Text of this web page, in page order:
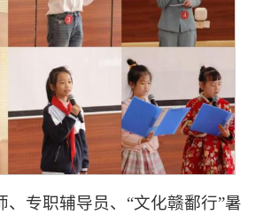
、专职辅导员、“文化赣鄱行”暑